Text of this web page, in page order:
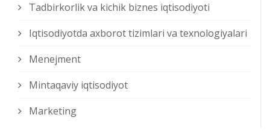
Tadbirkorlik va kichik biznes iqtisodiyoti
Iqtisodiyotda axborot tizimlari va texnologiyalari
Menejment
Mintaqaviy iqtisodiyot
Marketing